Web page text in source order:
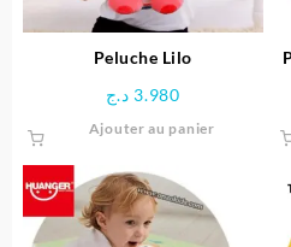
Peluche Lilo
3.980 د.ج
Ajouter au panier